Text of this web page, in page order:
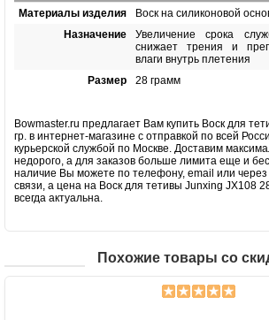
Материалы изделия
Воск на силиконовой
Назначение
Увеличение срока
снижает трения и
влаги внутрь плетения
Размер
28 грамм
Bowmaster.ru предлагает Вам купить Воск для
гр. в интернет-магазине с отправкой по всей
курьерской службой по Москве. Доставим
недорого, а для заказов больше лимита еще и
наличие Вы можете по телефону, email или
связи, а цена на Воск для тетивы Junxing JX108
всегда актуальна.
Похожие товары со